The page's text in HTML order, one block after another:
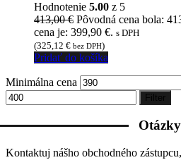
Hodnotenie 5.00 z 5
413,00€ Pôvodná cena bola:
cena je: 399,90 €. s DPH
(325,12 € bez DPH)
Pridať do košíka
Minimálna cena
Filter
Kontaktuj nášho obchodného